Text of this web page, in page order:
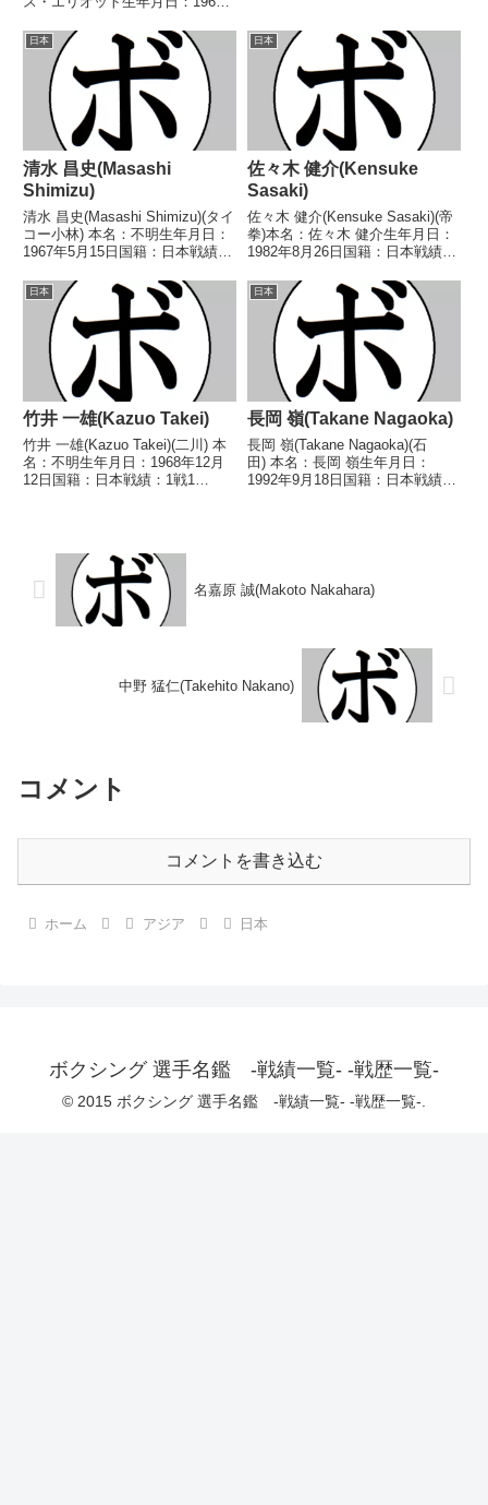
勝(22KO)3敗 【獲得タイトル】
第17代日本スーパーウェルター
級王座第14代OPBF...
文雄(高崎)■1946年度東日本バン
タム級新人王2回...
日本
清水 昌史(Masashi
Shimizu)
清水 昌史(Masashi Shimizu)(タイ
コー小林) 本名：不明生年月日：
1967年5月15日国籍：日本戦績：
ル】なし 【戦歴】1987/07/02
○1RKO 福田 大地(全日本パブリ
ック)19...
日本
佐々木 健介(Kensuke
Sasaki)
佐々木 健介(Kensuke Sasaki)(帝
拳)本名：佐々木 健介生年月日：
1982年8月26日国籍：日本戦績：
ル】なし【戦歴】2013/11/02
●6R判定 0-2(55-59、56-58、57-
日本
竹井 一雄(Kazuo Takei)
竹井 一雄(Kazuo Takei)(二川) 本
名：不明生年月日：1968年12月
12日国籍：日本戦績：1戦1
岡山市北区川入出身。 ...
日本
長岡 嶺(Takane Nagaoka)
長岡 嶺(Takane Nagaoka)(石
田) 本名：長岡 嶺生年月日：
1992年9月18日国籍：日本戦績：
名嘉原 誠(Makoto Nakahara)
中野 猛仁(Takehito Nakano)
コメント
コメントを書き込む
ホーム アジア 日本
ボクシング 選手名鑑 -戦績一覧- -戦歴一覧-
© 2015 ボクシング 選手名鑑 -戦績一覧- -戦歴一覧-.